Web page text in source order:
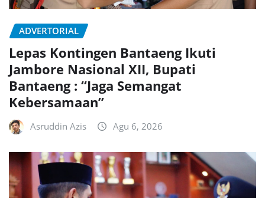
ADVERTORIAL
Lepas Kontingen Bantaeng Ikuti
Jambore Nasional XII, Bupati
Bantaeng : “Jaga Semangat
Kebersamaan”
Asruddin Azis Agu 6, 2026